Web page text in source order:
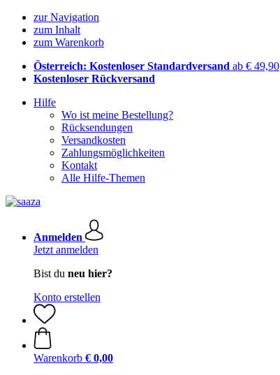
zur Navigation
zum Inhalt
zum Warenkorb
Österreich: Kostenloser Standardversand ab € 49,90
Kostenloser Rückversand
Hilfe
Wo ist meine Bestellung?
Rücksendungen
Versandkosten
Zahlungsmöglichkeiten
Kontakt
Alle Hilfe-Themen
Anmelden
Jetzt anmelden
Bist du neu hier?
Konto erstellen
Warenkorb € 0,00